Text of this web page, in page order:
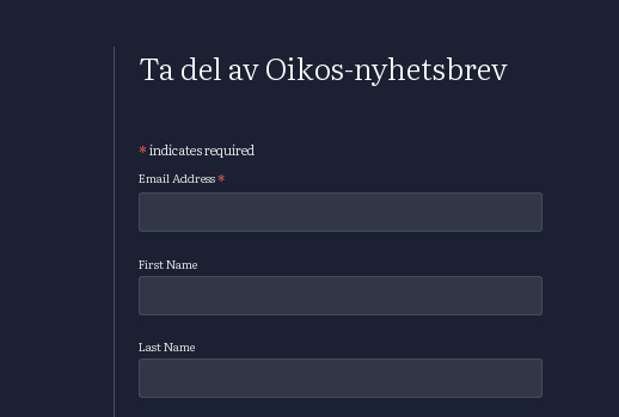
Ta del av Oikos-nyhetsbrev
Subscribe
*indicates required
Email Address*
First Name
Last Name